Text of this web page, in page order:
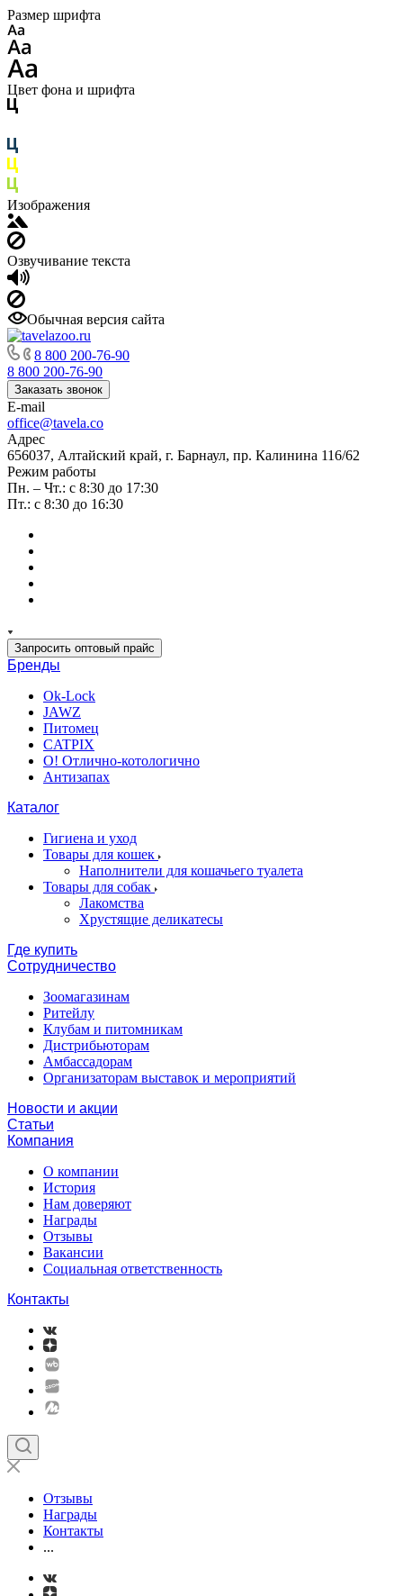
Размер шрифта
Цвет фона и шрифта
Изображения
Озвучивание текста
Обычная версия сайта
8 800 200-76-90
8 800 200-76-90
Заказать звонок
E-mail
office@tavela.co
Адрес
656037, Алтайский край, г. Барнаул, пр. Калинина 116/62
Режим работы
Пн. – Чт.: с 8:30 до 17:30
Пт.: с 8:30 до 16:30
Запросить оптовый прайс
Бренды
Ok-Lock
JAWZ
Питомец
CATPIX
О! Отлично-котологично
Антизапах
Каталог
Гигиена и уход
Товары для кошек
Наполнители для кошачьего туалета
Товары для собак
Лакомства
Хрустящие деликатесы
Где купить
Сотрудничество
Зоомагазинам
Ритейлу
Клубам и питомникам
Дистрибьюторам
Амбассадорам
Организаторам выставок и мероприятий
Новости и акции
Статьи
Компания
О компании
История
Нам доверяют
Награды
Отзывы
Вакансии
Социальная ответственность
Контакты
Отзывы
Награды
Контакты
...